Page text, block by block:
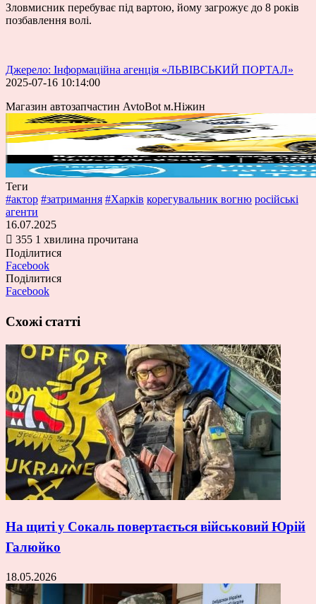
Зловмисник перебуває під вартою, йому загрожує до 8 років
позбавлення волі.
Джерело: Інформаційна агенція «ЛЬВІВСЬКИЙ ПОРТАЛ»
2025-07-16 10:14:00
Магазин автозапчастин AvtoBot м.Ніжин
Теги
#актор #затримання #Харків корегувальник вогню російські
агенти
16.07.2025
355 1 хвилина прочитана
Поділитися
Facebook
Поділитися
Facebook
Схожі статті
На щиті у Сокаль повертається військовий Юрій
Галюйко
18.05.2026